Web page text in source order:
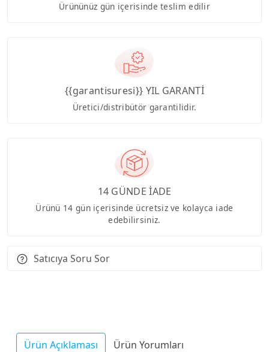
Ürününüz gün içerisinde teslim edilir
{{garantisuresi}} YIL GARANTİ
Üretici/distribütör garantilidir.
14 GÜNDE İADE
Ürünü 14 gün içerisinde ücretsiz ve kolayca iade
edebilirsiniz.
Satıcıya Soru Sor
Ürün Açıklaması Ürün Yorumları